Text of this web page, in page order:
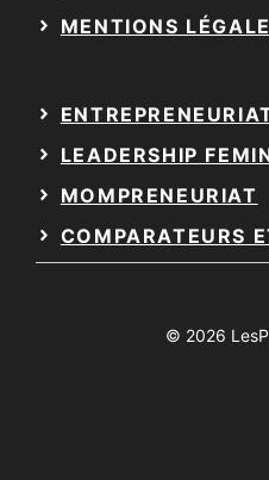
MENTIONS
LEADERSHIP
MOMPRENEURIAT
COMPARATEURS
© 2026